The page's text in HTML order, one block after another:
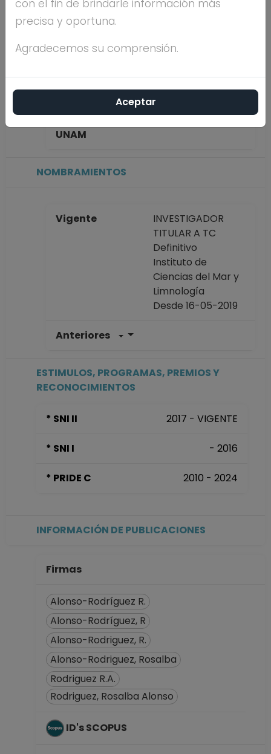
RODRIGUEZ
estudios
Antigüedad
UNAM
NOMBRAMIENTOS
Vigente
INVESTIGADOR
TITULAR A TC
Definitivo
Instituto de
Ciencias del Mar y
Limnología
Desde 16-05-2019
Anteriores
Instituto de
Desde 16-01-2013
INVESTIGADOR
Definitivo
Limnología
ESTIMULOS, PROGRAMAS, PREMIOS Y
RECONOCIMIENTOS
* SNI II 2017 - VIGENTE
* SNI I - 2016
* PRIDE C 2010 - 2024
INFORMACIÓN DE PUBLICACIONES
Firmas
Alonso-Rodríguez R.
Alonso-Rodríguez, R
Alonso-Rodriguez, R.
Alonso-Rodriguez, Rosalba
Rodriguez R.A.
Rodriguez, Rosalba Alonso
ID's SCOPUS
con el fin de brindarle información más
precisa y oportuna.
Agradecemos su comprensión.
Aceptar